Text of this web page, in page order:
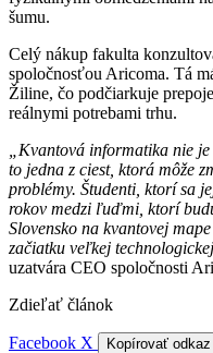
šumu.
Celý nákup fakulta
spoločnosťou Aricoma. Tá
Žiline, čo podčiarkuje
reálnymi potrebami trhu.
„Kvantová informatika nie
to jedna z ciest, ktorá môže
problémy. Študenti, ktorí sa
rokov medzi ľuďmi, ktorí
Slovensko na kvantovej
začiatku veľkej
uzatvára CEO spoločnosti
Zdieľať článok
Facebook X Kopírovať odkaz